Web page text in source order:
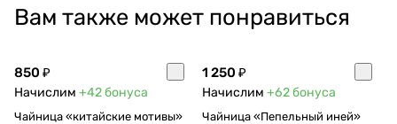
Вам также может понравиться
850 ₽
Начислим +42бонуса
Чайница «китайские мотивы»
1 250 ₽
Начислим +62бонуса
Чайница «Пепельный иней»